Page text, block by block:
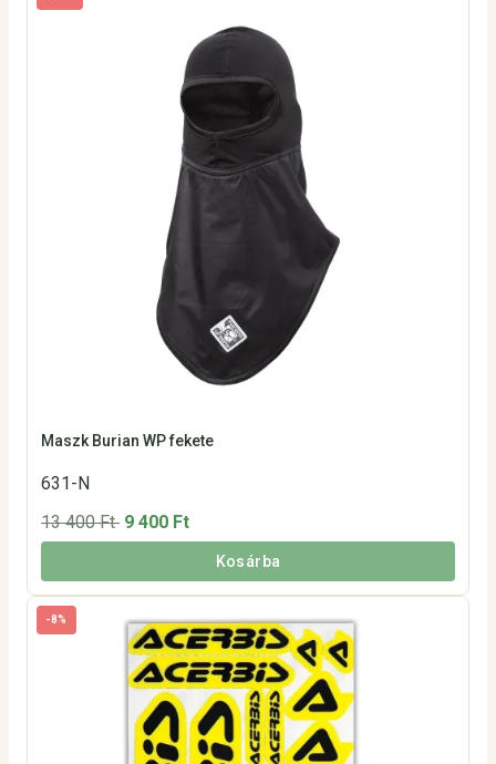
Maszk Burian WP fekete
631-N
13 400 Ft 9 400 Ft
Kosárba
-8%